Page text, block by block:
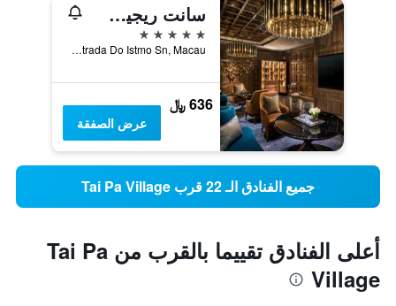
سانت ريجيس ماكاو
5 نجوم
No 5 Estrada Do Istmo Sn, Macau
636 ﷼
عرض الصفقة
جميع الفنادق الـ 22 قرب Tai Pa Village
أعلى الفنادق تقييما بالقرب من Tai Pa
Village